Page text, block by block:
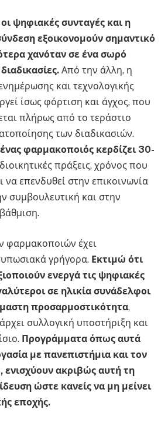
ψηφιακές συνταγές και η
εξοικονομούν σημαντικό
χανόταν σε ένα σωρό
Από την άλλη, η
και τεχνολογικής
ίσως φόρτιση και άγχος, που
πλήρως από το τεράστιο
των διαδικασιών.
ένας φαρμακοποιός κερδίζει 30-
πράξεις, χρόνος που
να επενδυθεί στην επικοινωνία
συμβουλευτική και στην
φαρμακοποιών έχει
γρήγορα. Εκτιμώ ότι
ενεργά τις ψηφιακές
σε ηλικία συνάδελφοι
προσαρμοστικότητα,
συλλογική υποστήριξη και
Προγράμματα όπως αυτά
με πανεπιστήμια και τον
ενισχύουν ακριβώς αυτή τη
ώστε κανείς να μη μείνει
εποχής.